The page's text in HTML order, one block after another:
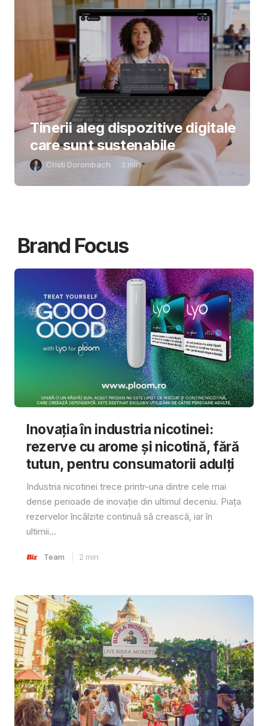
Tinerii aleg dispozitive digitale
care sunt sustenabile
Cristi Dorombach 3 min
Brand Focus
Inovația în industria nicotinei:
rezerve cu arome și nicotină, fără
tutun, pentru consumatorii adulți
Industria nicotinei trece printr-una dintre cele mai
dense perioade de inovație din ultimul deceniu. Piața
rezervelor încălzite continuă să crească, iar în
ultimii...
Team 2 min